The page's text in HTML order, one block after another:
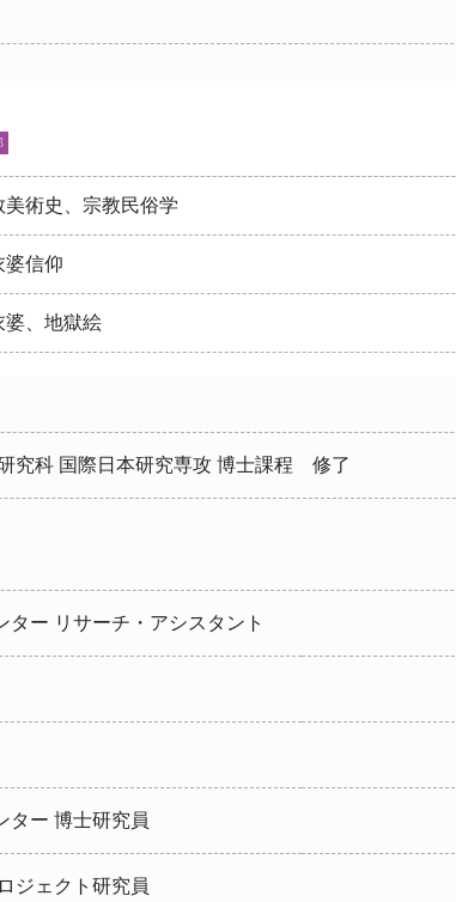
美術史、宗教民俗学
婆信仰
婆、地獄絵
究科 国際日本研究専攻 博士課程 修了
ー リサーチ・アシスタント
ター 博士研究員
ジェクト研究員